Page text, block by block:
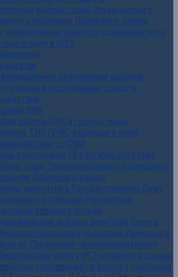
выборы главы Отважненского
поселения Лабинского района
избирательная комиссия одномандатного
округа №12
обеспечение выборов
и расходование средств
ОИК
работы ОИК и горячая линия
ТИК (УИК) входящих в округ
со СМИ
голосования 19 сентября 2021 года
главы Первосинюхинского сельского
Лабинского района
депутатов в Государственную Думу
Собрания Российской
восьмого созыва
выборы депутатов Совета
городского поселения Лабинского
по Лабинскому четырехмандатному
округу № 3 четвертого созыва
голосование по вопросу одобрения